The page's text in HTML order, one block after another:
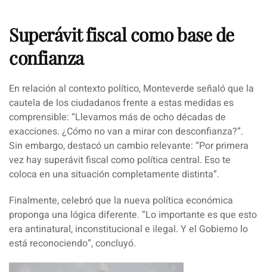
Superávit fiscal como base de
confianza
En relación al contexto político, Monteverde señaló que la
cautela de los ciudadanos frente a estas medidas es
comprensible: “Llevamos más de ocho décadas de
exacciones. ¿Cómo no van a mirar con desconfianza?”.
Sin embargo, destacó un cambio relevante: “Por primera
vez hay superávit fiscal como política central. Eso te
coloca en una situación completamente distinta”.
Finalmente, celebró que la nueva política económica
proponga una lógica diferente. “Lo importante es que esto
era antinatural, inconstitucional e ilegal. Y el Gobierno lo
está reconociendo”, concluyó.